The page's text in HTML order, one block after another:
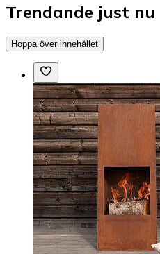
Trendande just nu
Hoppa över innehållet